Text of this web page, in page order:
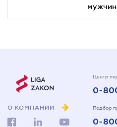
О КОМПАНИИ
Центр
0-
Подбор
0-